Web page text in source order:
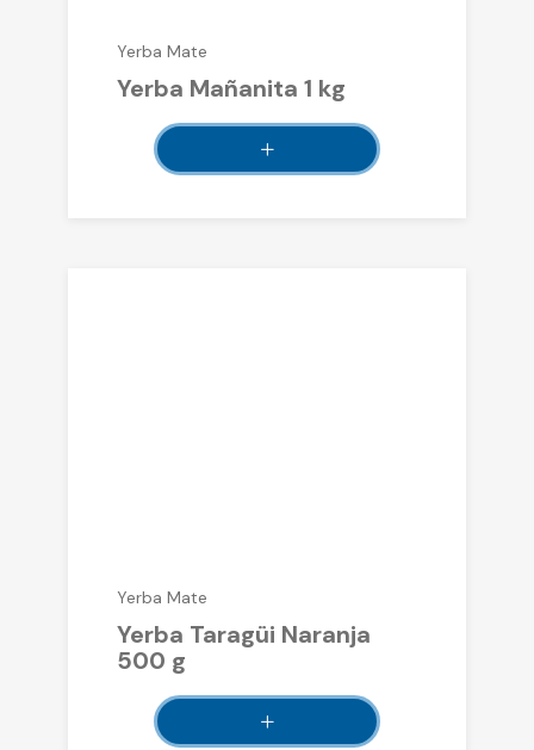
Yerba Mate
Yerba Mañanita 1 kg
Yerba Mate
Yerba Taragüi Naranja
500 g